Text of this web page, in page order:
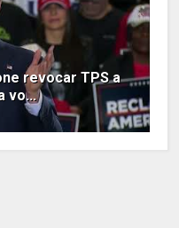
revocar TPS a
vo...